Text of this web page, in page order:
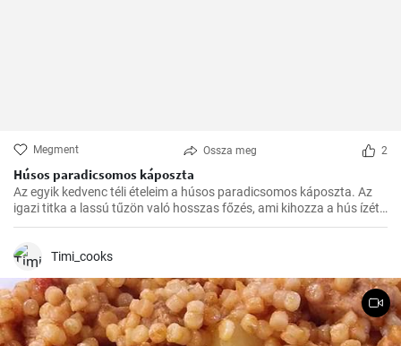
Megment Ossza meg 2
Húsos paradicsomos káposzta
Az egyik kedvenc téli ételeim a húsos paradicsomos káposzta. Az
igazi titka a lassú tűzön való hosszas főzés, ami kihozza a hús ízét,
és egységgé kovácsolja a zöldségek és a paradicsom ízét.
finomabb lesz, ezért a hétvégi ebédekre szoktam időzíteni.
Timi_cooks